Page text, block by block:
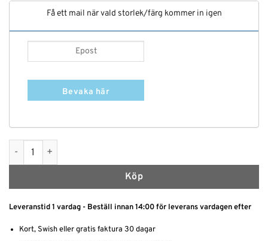
Få ett mail när vald storlek/färg kommer in igen
Bevaka här
Leopardmönstrade Strumpbyxor 20 denier mängd
Köp
Leveranstid 1 vardag - Beställ innan 14:00 för leverans vardagen efter
Kort, Swish eller gratis faktura 30 dagar